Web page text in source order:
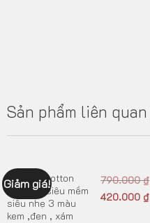
Sản phẩm liên quan
Giảm giá!
Giày vải cotton
cao cấp siêu mềm
siêu nhẹ 3 màu
kem ,đen , xám
790.000₫
420.000 ₫